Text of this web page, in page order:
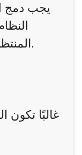
يجب دمج
المنتظم، لتحقيق أفضل النتائج المستدامة.
غالبًا تكون